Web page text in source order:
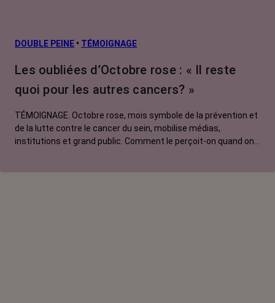
DOUBLE PEINE • TÉMOIGNAGE
Les oubliées d’Octobre rose : « Il reste
quoi pour les autres cancers? »
TÉMOIGNAGE. Octobre rose, mois symbole de la prévention et
de la lutte contre le cancer du sein, mobilise médias,
institutions et grand public. Comment le perçoit-on quand on